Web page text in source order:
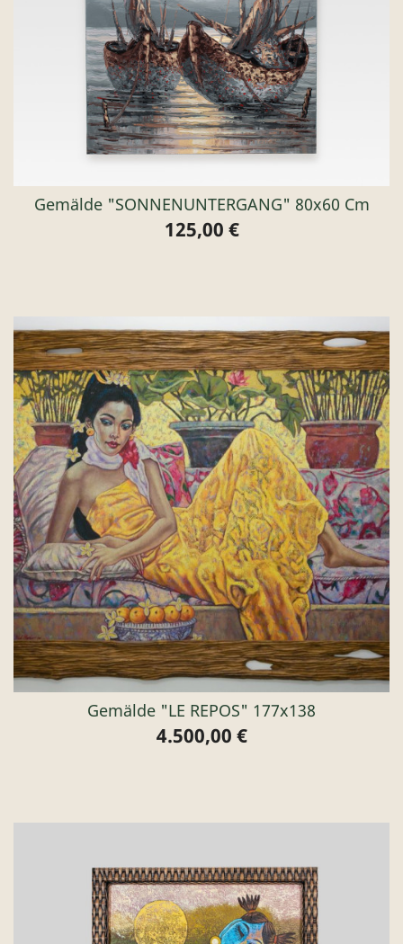
Gemälde "SONNENUNTERGANG" 80x60 Cm
Preis
125,00 €
Gemälde "LE REPOS" 177x138
Preis
4.500,00 €